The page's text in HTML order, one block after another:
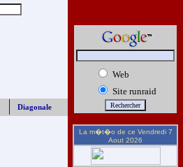
Diagonale
Web
Site runraid
La m�t�o de ce Vendredi 7
Aout 2026